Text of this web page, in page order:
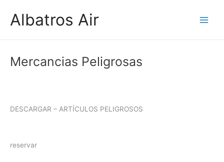
Albatros Air
Mercancias Peligrosas
DESCARGAR – ARTÍCULOS PELIGROSOS
reservar